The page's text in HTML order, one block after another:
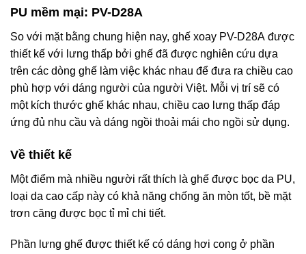
PU mềm mại: PV-D28A
So với mặt bằng chung hiện nay, ghế xoay PV-D28A được
thiết kế với lưng thấp bởi ghế đã được nghiên cứu dựa
trên các dòng ghế làm việc khác nhau để đưa ra chiều cao
phù hợp với dáng người của người Việt. Mỗi vị trí sẽ có
một kích thước ghế khác nhau, chiều cao lưng thấp đáp
ứng đủ nhu cầu và dáng ngồi thoải mái cho ngồi sử dụng.
Về thiết kế
Một điểm mà nhiều người rất thích là ghế được bọc da PU,
loại da cao cấp này có khả năng chống ăn mòn tốt, bề mặt
trơn căng được bọc tỉ mỉ chi tiết.
Phần lưng ghế được thiết kế có dáng hơi cong ở phần